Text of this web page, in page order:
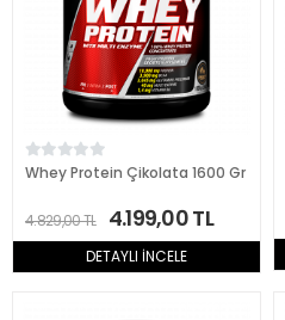
Whey Protein Çikolata 1600 Gr
4.829,00 TL 4.199,00 TL
DETAYLI İNCELE